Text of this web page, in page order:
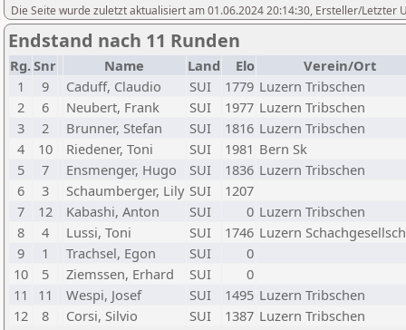
Die Seite wurde zuletzt aktualisiert am 01.06.2024 20:14:30, Ersteller/Letzter
Endstand nach 11 Runden
Rg.Snr Name Land Elo
Verein/Ort
1
9 Caduff, Claudio SUI 1779 Luzern Tribschen
2
6 Neubert, Frank SUI 1977 Luzern Tribschen
3
2 Brunner, Stefan SUI 1816 Luzern Tribschen
4
10 Riedener, Toni SUI 1981 Bern Sk
5
7 Ensmenger, Hugo SUI 1836 Luzern Tribschen
6
3 Schaumberger, Lily SUI
1207
7
12 Kabashi, Anton SUI 0 Luzern Tribschen
8
4 Lussi, Toni SUI 1746 Luzern
9
1 Trachsel, Egon SUI
0
10
5 Ziemssen, Erhard SUI
0
11
11 Wespi, Josef SUI 1495 Luzern Tribschen
12
8 Corsi, Silvio SUI 1387 Luzern Tribschen